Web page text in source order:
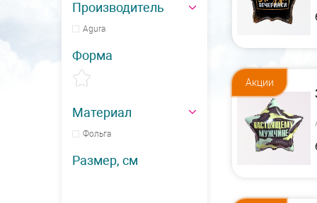
Производитель
Agura
Форма
Материал
Фольга
Размер, см
Акции